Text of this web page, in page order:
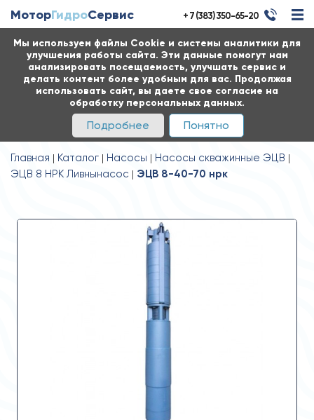
Мы используем файлы Cookie и системы аналитики для
улучшения работы сайта. Эти данные помогут нам
анализировать посещаемость, улучшать сервис и
делать контент более удобным для вас. Продолжая
использовать сайт, вы даете свое согласие на
обработку персональных данных.
Подробнее Понятно
МоторГидроСервис + 7 (383) 350-65-20
Главная Каталог Насосы
Насосы скважинные ЭЦВ
ЭЦВ 8 НРК Ливнынасос
ЭЦВ 8-40-70 нрк